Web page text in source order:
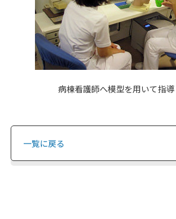
病棟看護師へ模型を用いて指導
一覧に戻る